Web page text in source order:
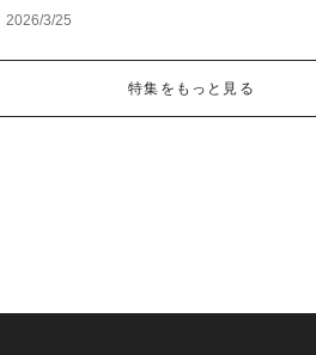
ポイント還元！
2026/3/25
特集をもっと見る